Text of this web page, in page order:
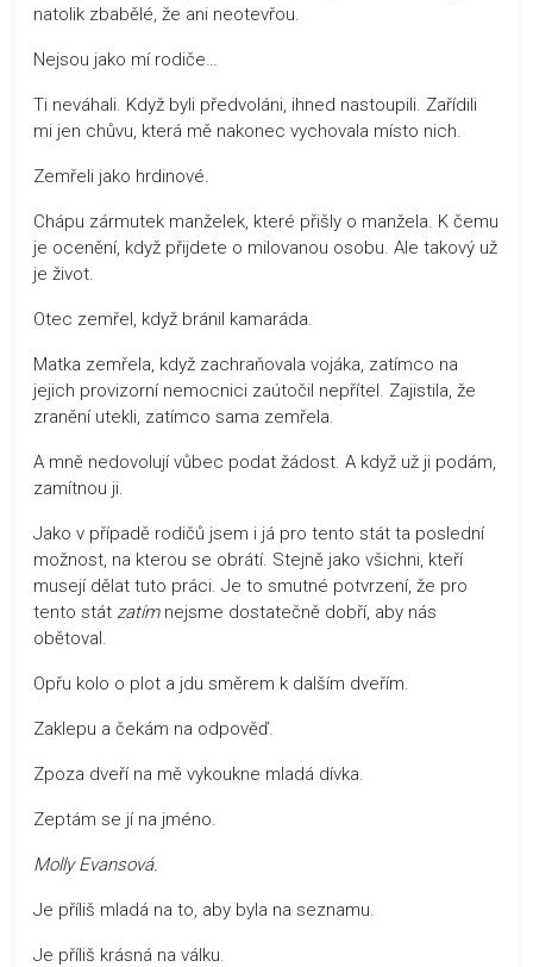
natolik zbabělé, že ani neotevřou.
Nejsou jako mí rodiče…
Ti neváhali. Když byli předvoláni, ihned nastoupili. Zařídili
mi jen chůvu, která mě nakonec vychovala místo nich.
Zemřeli jako hrdinové.
Chápu zármutek manželek, které přišly o manžela. K čemu
je ocenění, když přijdete o milovanou osobu. Ale takový už
je život.
Otec zemřel, když bránil kamaráda.
Matka zemřela, když zachraňovala vojáka, zatímco na
jejich provizorní nemocnici zaútočil nepřítel. Zajistila, že
zranění utekli, zatímco sama zemřela.
A mně nedovolují vůbec podat žádost. A když už ji podám,
zamítnou ji.
Jako v případě rodičů jsem i já pro tento stát ta poslední
možnost, na kterou se obrátí. Stejně jako všichni, kteří
musejí dělat tuto práci. Je to smutné potvrzení, že pro
tento stát zatím nejsme dostatečně dobří, aby nás
obětoval.
Opřu kolo o plot a jdu směrem k dalším dveřím.
Zaklepu a čekám na odpověď.
Zpoza dveří na mě vykoukne mladá dívka.
Zeptám se jí na jméno.
Molly Evansová.
Je příliš mladá na to, aby byla na seznamu.
Je příliš krásná na válku.